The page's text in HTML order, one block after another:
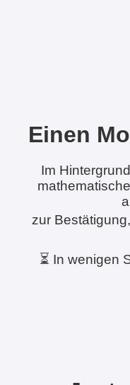
Einen
Im
zur
⏳ In wenigen